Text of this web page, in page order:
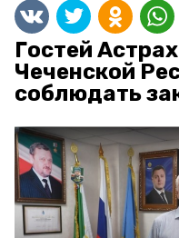
Гостей
Чеченской
соблюдать